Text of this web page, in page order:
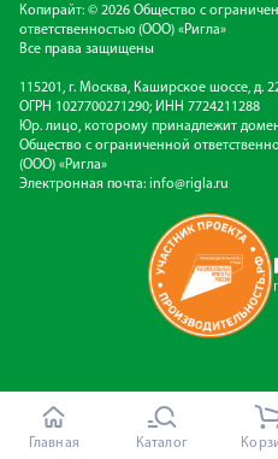
Копирайт: © 2026 Общество с
ответственностью (ООО) «Ригла»
Все права защищены
115201, г. Москва, Каширское шоссе, д.
ОГРН 1027700271290; ИНН 7724211288
Юр. лицо, которому принадлежит
Общество с ограниченной
(ООО) «Ригла»
Электронная почта: info@rigla.ru
Главная Каталог